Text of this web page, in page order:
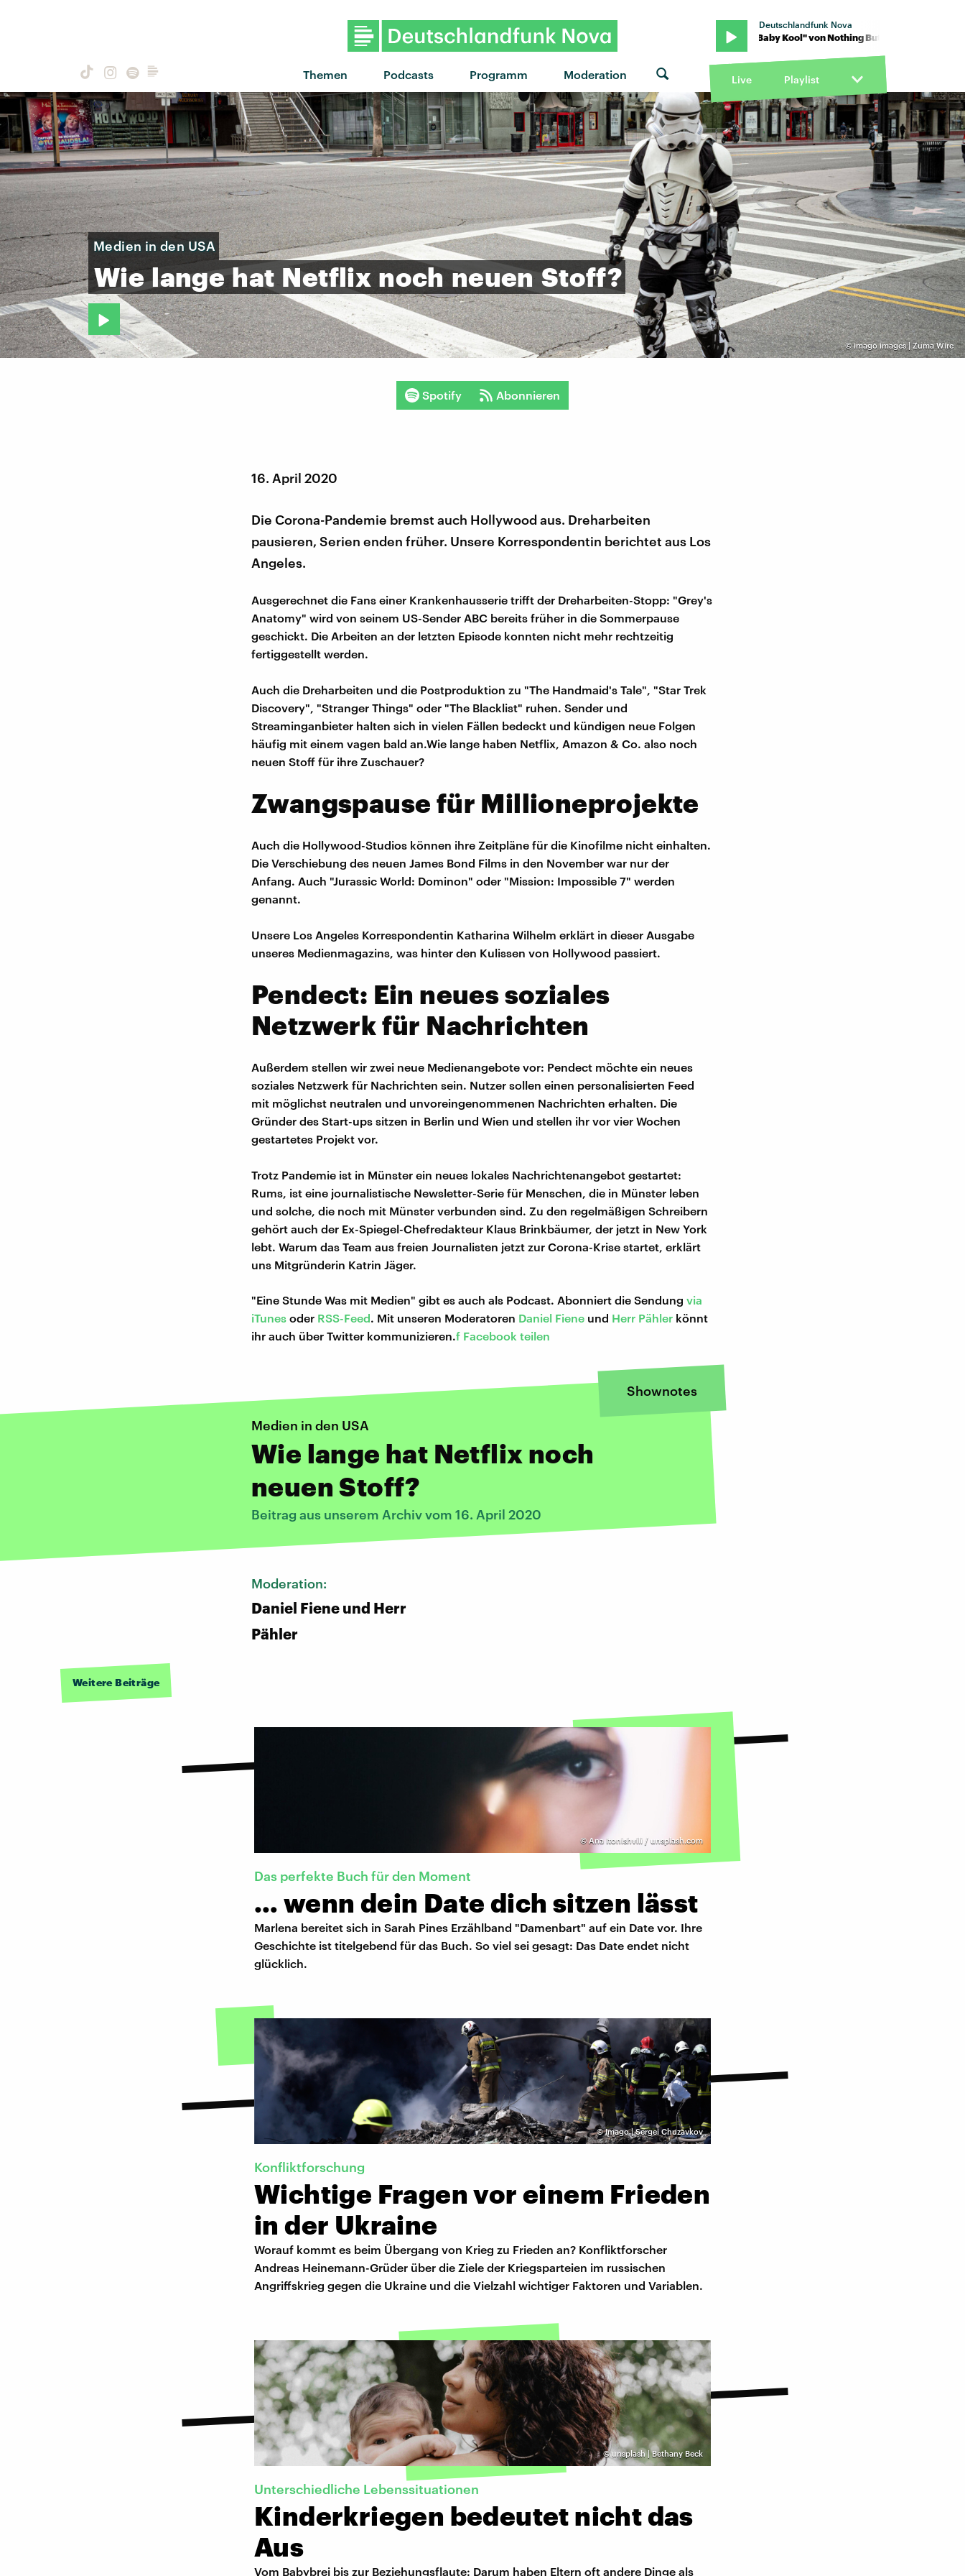
Themen Podcasts Programm Moderation
Deutschlandfunk Nova
"Baby Kool" von Nothing But Thieves · "Baby Kool" von Nothing But Thieves · "Baby Kool" von
Live Playlist
©imago images | Zuma Wire
Medien in den USA
Wie lange hat Netflix noch neuen Stoff?
Spotify Abonnieren
16. April 2020
Die Corona-Pandemie bremst auch Hollywood aus. Dreharbeiten
pausieren, Serien enden früher. Unsere Korrespondentin berichtet aus Los
Angeles.
Ausgerechnet die Fans einer Krankenhausserie trifft der Dreharbeiten-Stopp: "Grey's
Anatomy" wird von seinem US-Sender ABC bereits früher in die Sommerpause
geschickt. Die Arbeiten an der letzten Episode konnten nicht mehr rechtzeitig
fertiggestellt werden.
Auch die Dreharbeiten und die Postproduktion zu "The Handmaid's Tale", "Star Trek
Discovery", "Stranger Things" oder "The Blacklist" ruhen. Sender und
Streaminganbieter halten sich in vielen Fällen bedeckt und kündigen neue Folgen
häufig mit einem vagen bald an.Wie lange haben Netflix, Amazon & Co. also noch
neuen Stoff für ihre Zuschauer?
Zwangspause für Millioneprojekte
Auch die Hollywood-Studios können ihre Zeitpläne für die Kinofilme nicht einhalten.
Die Verschiebung des neuen James Bond Films in den November war nur der
Anfang. Auch "Jurassic World: Dominon" oder "Mission: Impossible 7" werden
genannt.
Unsere Los Angeles Korrespondentin Katharina Wilhelm erklärt in dieser Ausgabe
unseres Medienmagazins, was hinter den Kulissen von Hollywood passiert.
Pendect: Ein neues soziales
Netzwerk für Nachrichten
Außerdem stellen wir zwei neue Medienangebote vor: Pendect möchte ein neues
soziales Netzwerk für Nachrichten sein. Nutzer sollen einen personalisierten Feed
mit möglichst neutralen und unvoreingenommenen Nachrichten erhalten. Die
Gründer des Start-ups sitzen in Berlin und Wien und stellen ihr vor vier Wochen
gestartetes Projekt vor.
Trotz Pandemie ist in Münster ein neues lokales Nachrichtenangebot gestartet:
Rums, ist eine journalistische Newsletter-Serie für Menschen, die in Münster leben
und solche, die noch mit Münster verbunden sind. Zu den regelmäßigen Schreibern
gehört auch der Ex-Spiegel-Chefredakteur Klaus Brinkbäumer, der jetzt in New York
lebt. Warum das Team aus freien Journalisten jetzt zur Corona-Krise startet, erklärt
uns Mitgründerin Katrin Jäger.
"Eine Stunde Was mit Medien" gibt es auch als Podcast. Abonniert die Sendung via
iTunes oder RSS-Feed. Mit unseren Moderatoren Daniel Fiene und Herr Pähler könnt
ihr auch über Twitter kommunizieren.f Facebook teilen
Shownotes
Medien in den USA
Wie lange hat Netflix noch
neuen Stoff?
Beitrag aus unserem Archiv vom 16. April 2020
Moderation:
Daniel Fiene und Herr
Pähler
Weitere Beiträge
© Ana Itonishvili / unsplash.com
Das perfekte Buch für den Moment
… wenn dein Date dich sitzen lässt
Marlena bereitet sich in Sarah Pines Erzählband "Damenbart" auf ein Date vor. Ihre
Geschichte ist titelgebend für das Buch. So viel sei gesagt: Das Date endet nicht
glücklich.
©Imago | Sergei Chuzavkov
Konfliktforschung
Wichtige Fragen vor einem Frieden
in der Ukraine
Worauf kommt es beim Übergang von Krieg zu Frieden an? Konfliktforscher
Andreas Heinemann-Grüder über die Ziele der Kriegsparteien im russischen
Angriffskrieg gegen die Ukraine und die Vielzahl wichtiger Faktoren und Variablen.
©unsplash | Bethany Beck
Unterschiedliche Lebenssituationen
Kinderkriegen bedeutet nicht das
Aus
Vom Babybrei bis zur Beziehungsflaute: Darum haben Eltern oft andere Dinge als